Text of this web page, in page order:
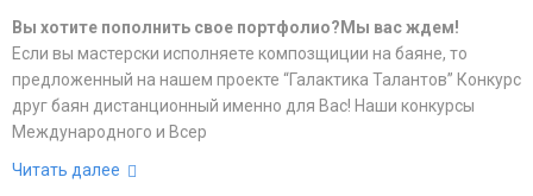
Вы хотите пополнить свое портфолио?Мы вас ждем!
Если вы мастерски исполняете композщиции на баяне, то
предложенный на нашем проекте “Галактика Талантов” Конкурс
друг баян дистанционный именно для Вас! Наши конкурсы
Международного и Всер
Читать далее